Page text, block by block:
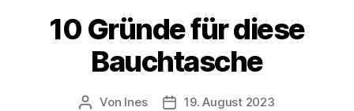
10 Gründe für diese
Bauchtasche
Beitragsautor
Von Ines Veröffentlichungsdatum
19. August 2023